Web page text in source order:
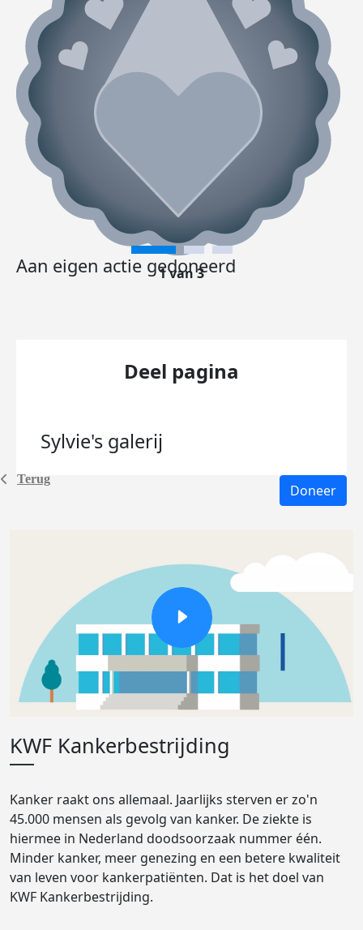
Terug
Aan eigen actie gedoneerd
1 van 3
Deel pagina
Sylvie's galerij
Doneer
KWF Kankerbestrijding
Kanker raakt ons allemaal. Jaarlijks sterven er zo'n
45.000 mensen als gevolg van kanker. De ziekte is
hiermee in Nederland doodsoorzaak nummer één.
Minder kanker, meer genezing en een betere kwaliteit
van leven voor kankerpatiënten. Dat is het doel van
KWF Kankerbestrijding.